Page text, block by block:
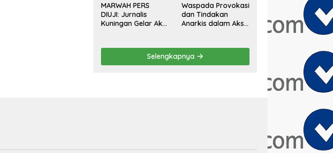
MARWAH PERS
DIUJI: Jurnalis
Kuningan Gelar Aksi
Tegas Minta
Presiden Hargai
Profesi Wartawan
Waspada Provokasi
dan Tindakan
Anarkis dalam Aksi
Selengkapnya